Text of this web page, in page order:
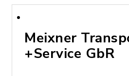
Meixner
+Service GbR